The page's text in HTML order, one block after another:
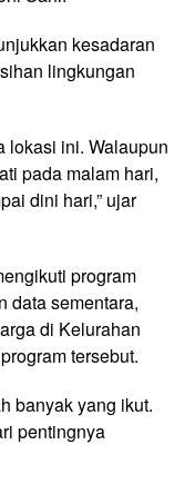
kesadaran
lingkungan
lokasi ini. Walaupun
pada malam hari,
dini hari,” ujar
program
data sementara,
di Kelurahan
tersebut.
banyak yang ikut.
pentingnya